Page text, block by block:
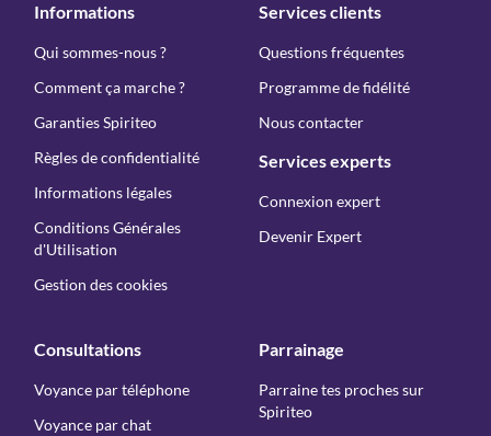
Informations
Qui sommes-nous ?
Comment ça marche ?
Garanties Spiriteo
Règles de confidentialité
Informations légales
Conditions Générales
d'Utilisation
Gestion des cookies
Services clients
Questions fréquentes
Programme de fidélité
Nous contacter
Services experts
Connexion expert
Devenir Expert
Consultations
Voyance par téléphone
Voyance par chat
Parrainage
Parraine tes proches sur
Spiriteo